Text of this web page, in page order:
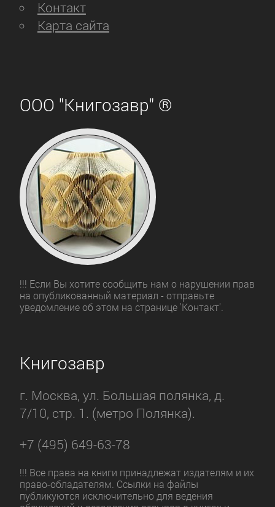
Контакт
Карта сайта
ООО "Книгозавр" ®
!!! Если Вы хотите сообщить нам о нарушении прав
на опубликованный материал - отправьте
уведомление об этом на странице 'Контакт'.
Книгозавр
г. Москва, ул. Большая полянка, д.
7/10, стр. 1. (метро Полянка).
+7 (495) 649-63-78
!!! Все права на книги принадлежат издателям и их
право-обладателям. Ссылки на файлы
публикуются исключительно для ведения